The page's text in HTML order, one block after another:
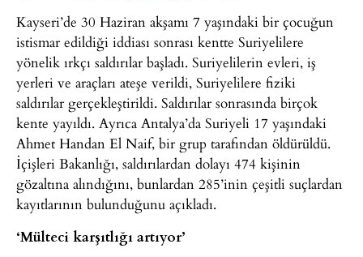
Kayseri’de 30 Haziran akşamı 7 yaşındaki bir çocuğun
istismar edildiği iddiası sonrası kentte Suriyelilere
yönelik ırkçı saldırılar başladı. Suriyelilerin evleri, iş
yerleri ve araçları ateşe verildi, Suriyelilere fiziki
saldırılar gerçekleştirildi. Saldırılar sonrasında birçok
kente yayıldı. Ayrıca Antalya’da Suriyeli 17 yaşındaki
Ahmet Handan El Naif, bir grup tarafından öldürüldü.
İçişleri Bakanlığı, saldırılardan dolayı 474 kişinin
gözaltına alındığını, bunlardan 285’inin çeşitli suçlardan
kayıtlarının bulunduğunu açıkladı.
‘Mülteci karşıtlığı artıyor’